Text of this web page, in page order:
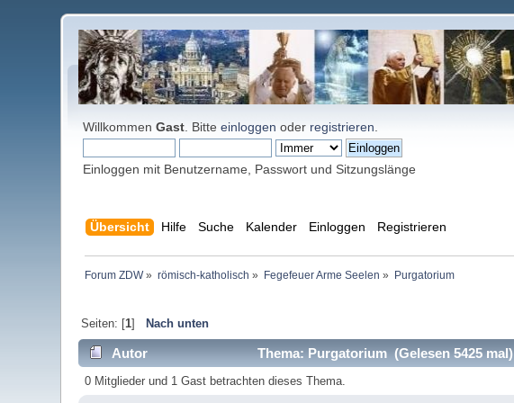
WillkommenGast . Bitteeinloggen oder registrieren
Einloggen mit Benutzername, Passwort und Sitzungslänge
Übersicht Hilfe Suche Kalender Einloggen Registrieren
Forum ZDW» römisch-katholisch » Fegefeuer Arme Seelen » Purgatorium
Seiten: [1] Nach unten
Autor Thema: Purgatorium (Gelesen 5425 mal)
0 Mitglieder und 1 Gast betrachten dieses Thema.